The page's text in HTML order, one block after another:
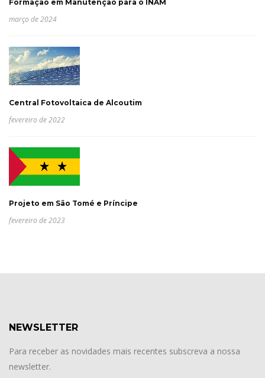
Formação em Manutenção para o INAM
março de 2024
Central Fotovoltaica de Alcoutim
fevereiro de 2022
Projeto em São Tomé e Príncipe
fevereiro de 2023
NEWSLETTER
Para receber as novidades mais recentes subscreva a nossa
newsletter.